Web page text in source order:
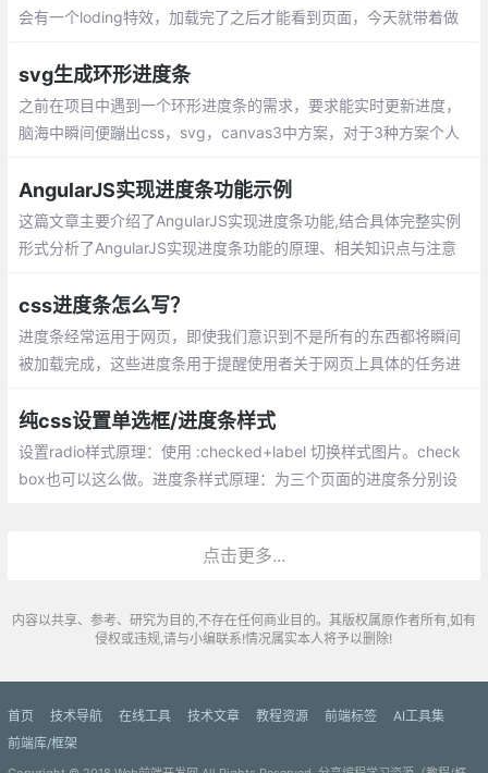
会有一个loding特效，加载完了之后才能看到页面，今天就带着做
架
svg生成环形进度条
之前在项目中遇到一个环形进度条的需求，要求能实时更新进度，
脑海中瞬间便蹦出css，svg，canvas3中方案，对于3种方案个人
具体效果如下图：
AngularJS实现进度条功能示例
这篇文章主要介绍了AngularJS实现进度条功能,结合具体完整实例
形式分析了AngularJS实现进度条功能的原理、相关知识点与注意
css进度条怎么写？
进度条经常运用于网页，即使我们意识到不是所有的东西都将瞬间
被加载完成，这些进度条用于提醒使用者关于网页上具体的任务进
纯css设置单选框/进度条样式
设置radio样式原理：使用 :checked+label 切换样式图片。check
box也可以这么做。进度条样式原理：为三个页面的进度条分别设
点击更多...
内容以共享、参考、研究为目的,不存在任何商业目的。其版权属原作者所有,如有
侵权或违规,请与小编联系!情况属实本人将予以删除!
首页 技术导航 在线工具 技术文章 教程资源 前端标签
AI工具集
前端库/框架